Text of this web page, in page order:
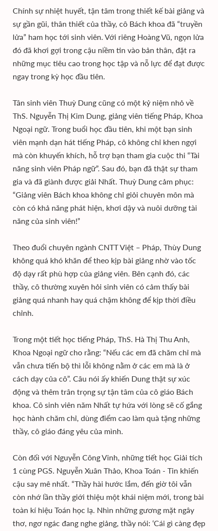
Chính sự nhiệt huyết, tận tâm trong thiết kế bài giảng và
sự gần gũi, thân thiết của thầy, cô Bách khoa đã “truyền
lửa” ham học tới sinh viên. Với riêng Hoàng Vũ, ngọn lửa
đó đã khơi gợi trong cậu niềm tin vào bản thân, đặt ra
những mục tiêu cao trong học tập và nỗ lực để đạt được
ngay trong kỳ học đầu tiên.
Tân sinh viên Thuỳ Dung cũng có một kỷ niệm nhỏ về
ThS. Nguyễn Thị Kim Dung, giảng viên tiếng Pháp, Khoa
Ngoại ngữ. Trong buổi học đầu tiên, khi một bạn sinh
viên mạnh dạn hát tiếng Pháp, cô không chỉ khen ngợi
mà còn khuyến khích, hỗ trợ bạn tham gia cuộc thi “Tài
năng sinh viên Pháp ngữ”. Sau đó, bạn đã thật sự tham
gia và đã giành được giải Nhất. Thuỳ Dung cảm phục:
“Giảng viên Bách khoa không chỉ giỏi chuyên môn mà
còn có khả năng phát hiện, khơi dậy và nuôi dưỡng tài
năng của sinh viên!”
Theo đuổi chuyên ngành CNTT Việt – Pháp, Thùy Dung
không quá khó khăn để theo kịp bài giảng nhờ vào tốc
độ dạy rất phù hợp của giảng viên. Bên cạnh đó, các
thầy, cô thường xuyên hỏi sinh viên có cảm thấy bài
giảng quá nhanh hay quá chậm không để kịp thời điều
chỉnh.
Trong một tiết học tiếng Pháp, ThS. Hà Thị Thu Anh,
Khoa Ngoại ngữ cho rằng: “Nếu các em đã chăm chỉ mà
vẫn chưa tiến bộ thì lỗi không nằm ở các em mà là ở
cách dạy của cô”. Câu nói ấy khiến Dung thật sự xúc
động và thêm trân trọng sự tận tâm của cô giáo Bách
khoa. Cô sinh viên năm Nhất tự hứa với lòng sẽ cố gắng
học hành chăm chỉ, dùng điểm cao làm quà tặng những
thầy, cô giáo đáng yêu của mình.
Còn đối với Nguyễn Công Vinh, những tiết học Giải tích
1 cùng PGS. Nguyễn Xuân Thảo, Khoa Toán - Tin khiến
cậu say mê nhất. “Thầy hài hước lắm, đến giờ tôi vẫn
còn nhớ lần thầy giới thiệu một khái niệm mới, trong bài
toàn kí hiệu Toán học lạ. Nhìn những gương mặt ngây
thơ, ngơ ngác đang nghe giảng, thầy nói: ‘Cái gì càng đẹp